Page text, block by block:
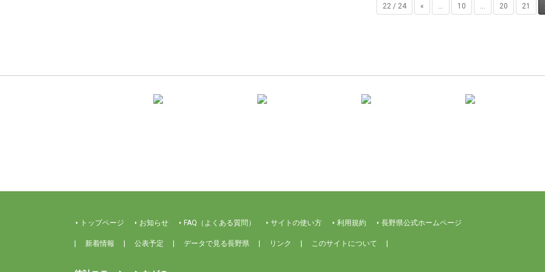
22 / 24 « ... 10 ... 20 21
トップページ お知らせ FAQ（よくある質問） サイトの使い方 利用規約 長野県公式ホームページ
新着情報 公表予定 データで見る長野県 リンク このサイトについて